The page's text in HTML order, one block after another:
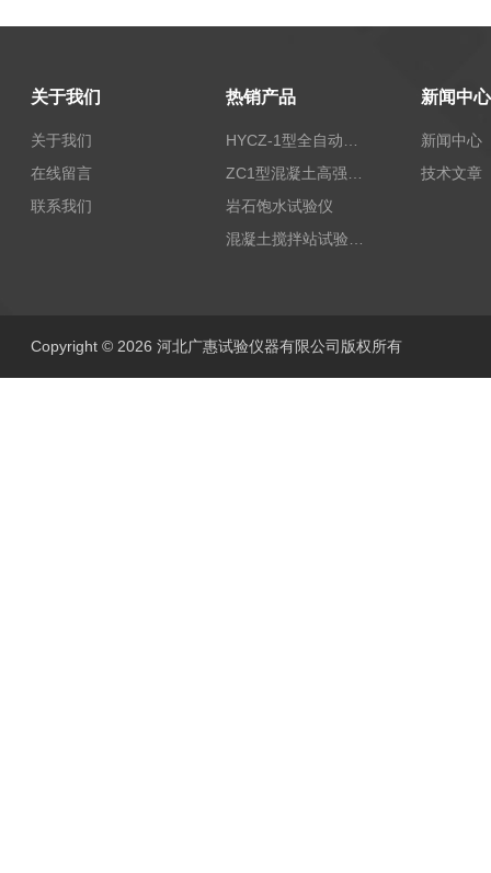
关于我们
关于我们
在线留言
联系我们
热销产品
岩石饱水试验仪
新闻中心
新闻中心
技术文章
Copyright © 2026 河北广惠试验仪器有限公司版权所有